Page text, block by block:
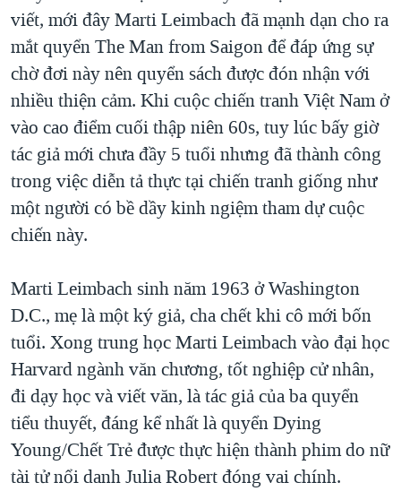
viết, mới đây Marti Leimbach đã mạnh dạn cho ra
mắt quyển The Man from Saigon để đáp ứng sự
chờ đơi này nên quyển sách được đón nhận với
nhiều thiện cảm. Khi cuộc chiến tranh Việt Nam ở
vào cao điểm cuối thập niên 60s, tuy lúc bấy giờ
tác giả mới chưa đầy 5 tuổi nhưng đã thành công
trong việc diễn tả thực tại chiến tranh giống như
một người có bề dầy kinh ngiệm tham dự cuộc
chiến này.
Marti Leimbach sinh năm 1963 ở Washington
D.C., mẹ là một ký giả, cha chết khi cô mới bốn
tuổi. Xong trung học Marti Leimbach vào đại học
Harvard ngành văn chương, tốt nghiệp cử nhân,
đi dạy học và viết văn, là tác giả của ba quyển
tiểu thuyết, đáng kể nhất là quyển Dying
Young/Chết Trẻ được thực hiện thành phim do nữ
tài tử nổi danh Julia Robert đóng vai chính.